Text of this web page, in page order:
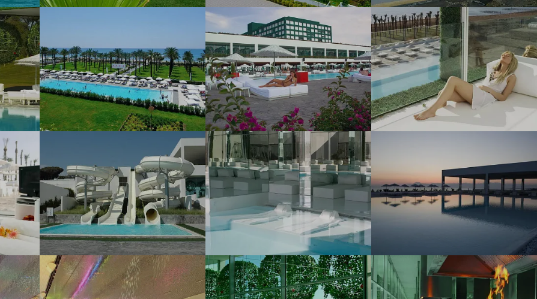
видели сами». Наши
менеджеры проводят
регулярные инспекции отелей,
посещают семинары и
рекламные туры.
Мы проверяем
цены
убедится в наличии тура по
указанной цене и только после
это связывается с клиентом.
Да! Это не современно, но зато
надёжно!